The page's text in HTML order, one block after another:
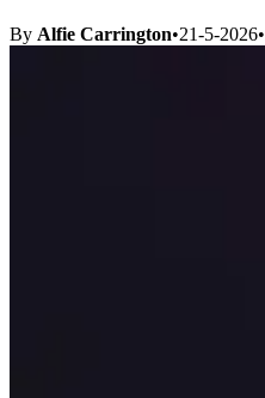
By Alfie Carrington•21-5-2026•